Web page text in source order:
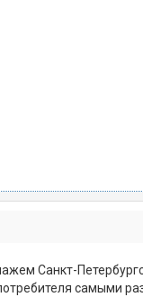
Санкт-
самыми